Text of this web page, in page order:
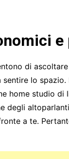
di
lo
home studio di
degli
a te.